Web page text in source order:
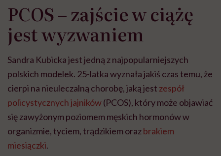
PCOS – zajście w ciążę
jest wyzwaniem
Sandra Kubicka jest jedną z najpopularniejszych
polskich modelek. 25-latka wyznała jakiś czas temu, że
cierpi na nieuleczalną chorobę, jaką jest zespół
policystycznych jajników(PCOS), który może objawiać
się zawyżonym poziomem męskich hormonów w
organizmie, tyciem, trądzikiem orazbrakiem
miesiączki.